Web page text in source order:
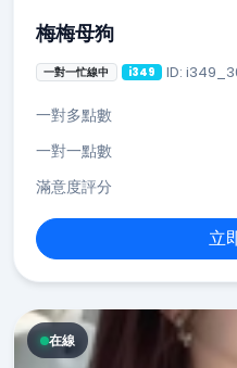
梅梅母狗
一對一忙線中 i349 ID:
一對多點數
一對一點數
滿意度評分
立
在線